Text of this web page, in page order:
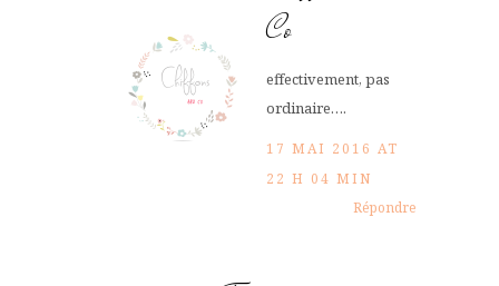
Co
effectivement, pas
ordinaire….
17 MAI 2016 AT
22 H 04 MIN
Répondre